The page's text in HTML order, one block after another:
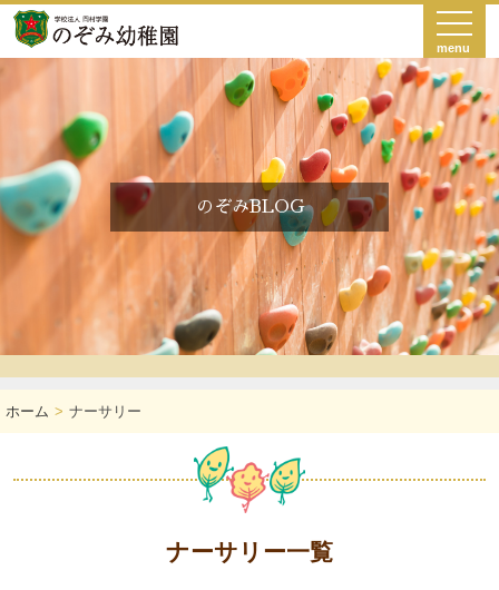
menu
のぞみBLOG
ホーム ナーサリー
ナーサリー一覧